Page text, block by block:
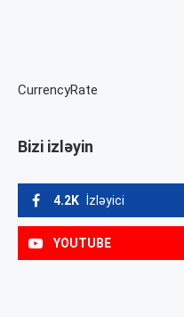
CurrencyRate
Bizi izləyin
4.2K İzləyici
YOUTUBE